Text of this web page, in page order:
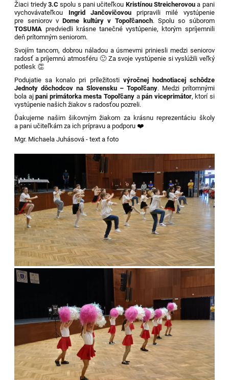
Žiaci triedy 3.C spolu s pani učiteľkou Kristínou Streicherovou a pani
vychovávateľkou Ingrid Jančovičovoupripravili milé vystúpenie
pre seniorov vDome kultúry v Topoľčanoch. Spolu so súborom
TOSUMA predviedli krásne tanečné vystúpenie, ktorým spríjemnili
deň prítomným seniorom.
Svojím tancom, dobrou náladou a úsmevmi priniesli medzi seniorov
radosť a príjemnú atmosféru 🙂 Za svoje vystúpenie si vyslúžili veľký
potlesk 👏
Podujatie sa konalo pri príležitosti výročnej hodnotiacej schôdze
Jednoty dôchodcov na Slovensku – Topoľčany. Medzi prítomnými
bola ajpani primátorka mesta Topoľčany apán viceprimátor, ktorí si
vystúpenie našich žiakov s radosťou pozreli.
Ďakujeme našim šikovným žiakom za krásnu reprezentáciu školy
a pani učiteľkám za ich prípravu a podporu ❤️
Mgr. Michaela Juhásová - text a foto